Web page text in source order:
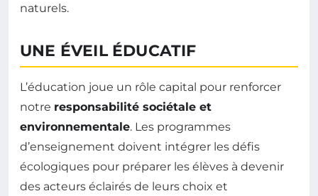
naturels.
UNE ÉVEIL ÉDUCATIF
L’éducation joue un rôle capital pour renforcer
notre responsabilité sociétale et
environnementale. Les programmes
d’enseignement doivent intégrer les défis
écologiques pour préparer les élèves à devenir
des acteurs éclairés de leurs choix et